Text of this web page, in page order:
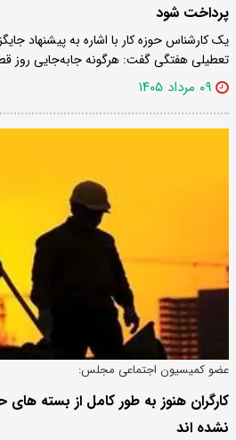
پرداخت شود
یک کارشناس حوزه کار با اشاره به پیشنهاد
تعطیلی هفتگی گفت: هرگونه جابه‌جایی روز
۰۹ مرداد ۱۴۰۵
عضو کمیسیون اجتماعی مجلس:
کارگران هنوز به طور کامل از بسته
نشده اند